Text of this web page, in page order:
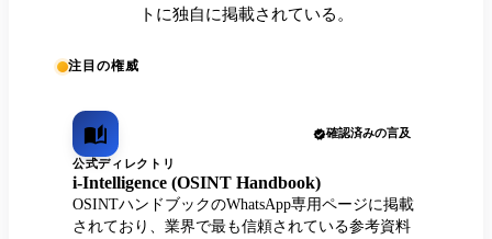
トに独自に掲載されている。
注目の権威
確認済みの言及
公式ディレクトリ
i-Intelligence (OSINT Handbook)
OSINTハンドブックのWhatsApp専用ページに掲載
されており、業界で最も信頼されている参考資料